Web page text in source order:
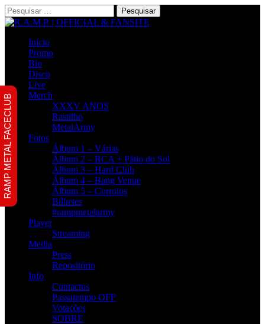
Pesquisar
por:
Início
Promo
Bio
Disco
Live
Merch
XXXV ANOS
Rastilho
MetalArmy
Fotos
Álbum 1 – Várias
Álbum 2 – RCA + Pátio do Sol
Álbum 3 – Hard Club
Álbum 4 – Bang Venue
Álbum 5 – Corroios
Bilhetes
#rampmetalarmy
Player
Streaming
Media
Press
Repositório
Info
Contactos
Passatempo OFF
Votações
SOBRE
RAMP METAL FACECLUB